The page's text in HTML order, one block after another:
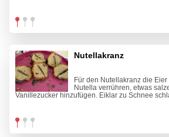
Nutellakranz
Für den Nutellakranz die
Nutella verrühren, etwas
Vanillezucker hinzufügen. Eiklar zu Schnee